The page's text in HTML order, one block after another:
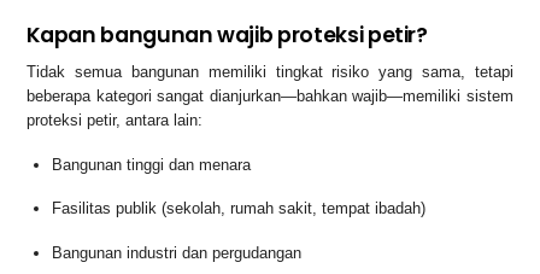
Kapan bangunan wajib proteksi petir?
Tidak semua bangunan memiliki tingkat risiko yang sama, tetapi
beberapa kategori sangat dianjurkan—bahkan wajib—memiliki sistem
proteksi petir, antara lain:
Bangunan tinggi dan menara
Fasilitas publik (sekolah, rumah sakit, tempat ibadah)
Bangunan industri dan pergudangan